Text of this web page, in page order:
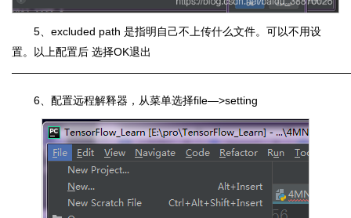
5、excluded path 是指明自己不上传什么文件。可以不用设
置。以上配置后 选择OK退出
6、配置远程解释器，从菜单选择file―>setting